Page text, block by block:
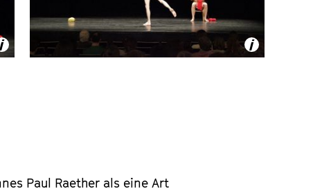
Paul Raether als eine Art